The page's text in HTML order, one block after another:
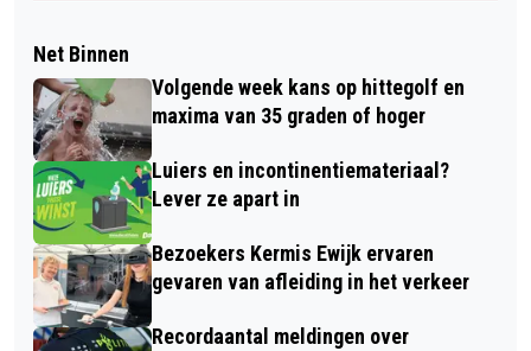
Net Binnen
Volgende week kans op hittegolf en
maxima van 35 graden of hoger
Luiers en incontinentiemateriaal?
Lever ze apart in
Bezoekers Kermis Ewijk ervaren
gevaren van afleiding in het verkeer
Recordaantal meldingen over